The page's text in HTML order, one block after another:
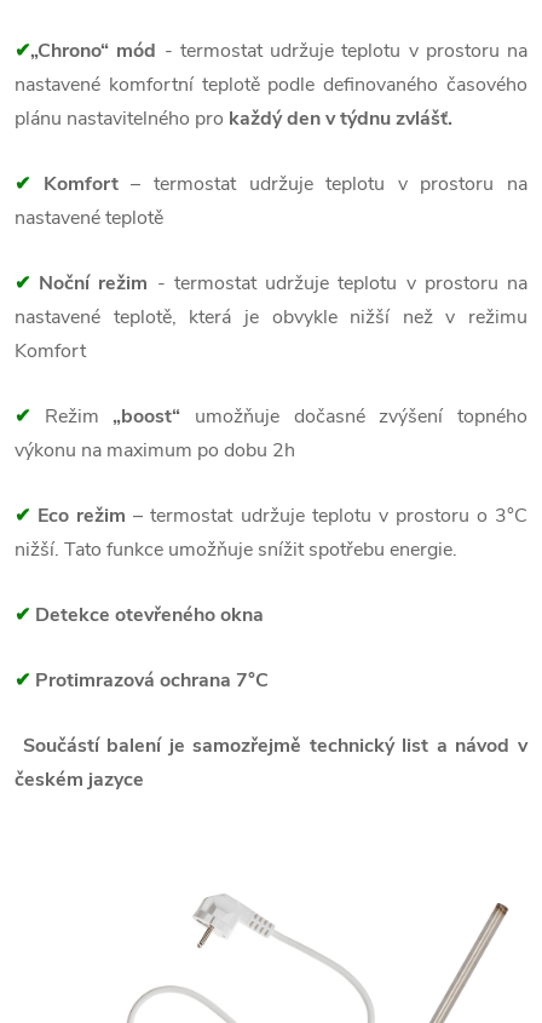
✔„Chrono“ mód - termostat udržuje teplotu v prostoru na
nastavené komfortní teplotě podle definovaného časového
plánu nastavitelného pro každý den v týdnu zvlášť.
✔ Komfort– termostat udržuje teplotu v prostoru na
nastavené teplotě
✔ Noční režim - termostat udržuje teplotu v prostoru na
nastavené teplotě, která je obvykle nižší než v režimu
Komfort
✔ Režim „boost“ umožňuje dočasné zvýšení topného
výkonu na maximum po dobu 2h
✔ Eco režim – termostat udržuje teplotu v prostoru o 3°C
nižší. Tato funkce umožňuje snížit spotřebu energie.
✔ Detekce otevřeného okna
✔ Protimrazová ochrana 7°C
Součástí balení je samozřejmě technický list a návod v
českém jazyce